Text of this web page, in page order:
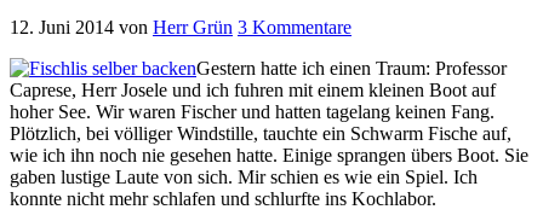
12. Juni 2014 von Herr Grün 3 Kommentare
Gestern hatte ich einen Traum: Professor
Caprese, Herr Josele und ich fuhren mit einem kleinen Boot auf
hoher See. Wir waren Fischer und hatten tagelang keinen Fang.
Plötzlich, bei völliger Windstille, tauchte ein Schwarm Fische auf,
wie ich ihn noch nie gesehen hatte. Einige sprangen übers Boot. Sie
gaben lustige Laute von sich. Mir schien es wie ein Spiel. Ich
konnte nicht mehr schlafen und schlurfte ins Kochlabor.